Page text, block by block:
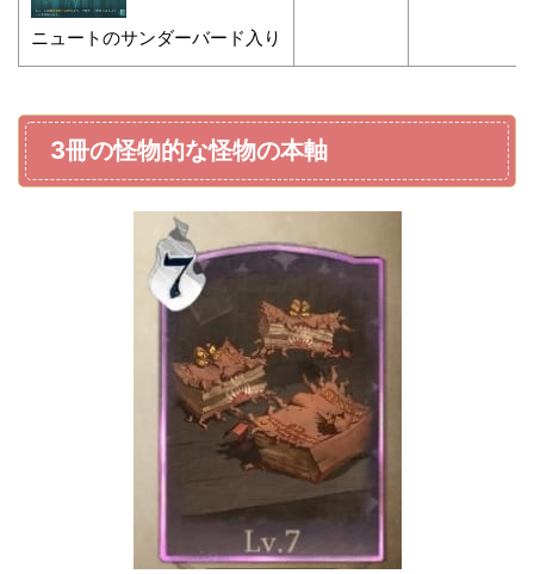
ニュートのサンダーバード入り
3冊の怪物的な怪物の本軸